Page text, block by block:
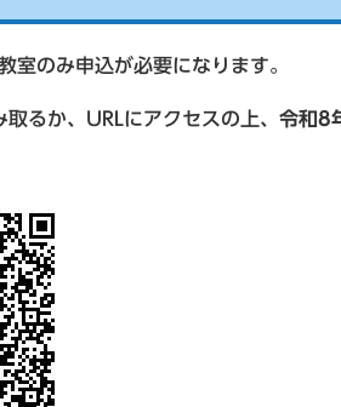
のみ申込が必要になります。
るか、URLにアクセスの上、 令和8